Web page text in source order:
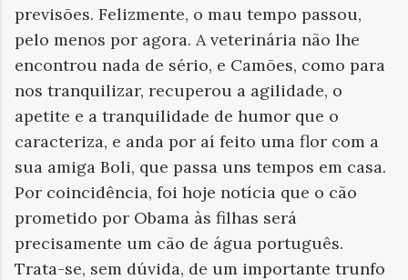
previsões. Felizmente, o mau tempo passou,
pelo menos por agora. A veterinária não lhe
encontrou nada de sério, e Camões, como para
nos tranquilizar, recuperou a agilidade, o
apetite e a tranquilidade de humor que o
caracteriza, e anda por aí feito uma flor com a
sua amiga Boli, que passa uns tempos em casa.
Por coincidência, foi hoje notícia que o cão
prometido por Obama às filhas será
precisamente um cão de água português.
Trata-se, sem dúvida, de um importante trunfo